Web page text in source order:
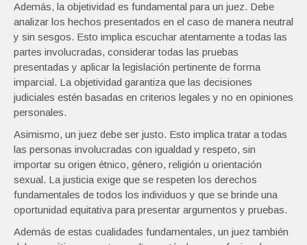
Además, la objetividad es fundamental para un juez. Debe
analizar los hechos presentados en el caso de manera neutral
y sin sesgos. Esto implica escuchar atentamente a todas las
partes involucradas, considerar todas las pruebas
presentadas y aplicar la legislación pertinente de forma
imparcial. La objetividad garantiza que las decisiones
judiciales estén basadas en criterios legales y no en opiniones
personales.
Asimismo, un juez debe ser justo. Esto implica tratar a todas
las personas involucradas con igualdad y respeto, sin
importar su origen étnico, género, religión u orientación
sexual. La justicia exige que se respeten los derechos
fundamentales de todos los individuos y que se brinde una
oportunidad equitativa para presentar argumentos y pruebas.
Además de estas cualidades fundamentales, un juez también